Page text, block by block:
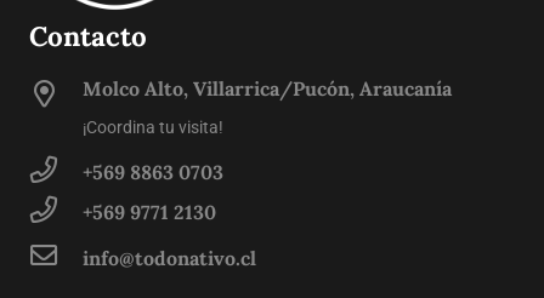
Contacto
Molco Alto, Villarrica/Pucón, Araucanía
¡Coordina tu visita!
+569 8863 0703
+569 9771 2130
info@todonativo.cl